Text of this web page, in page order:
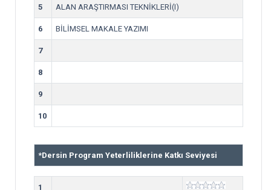
5 ALAN ARAŞTIRMASI TEKNİKLERİ(I)
6 BİLİMSEL MAKALE YAZIMI
7
8
9
10
*Dersin Program Yeterliliklerine Katkı Seviyesi
1